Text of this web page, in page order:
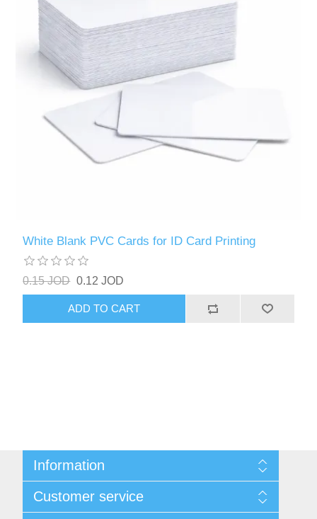
White Blank PVC Cards for ID Card Printing
0.15 JOD 0.12 JOD
ADD TO CART
Information
Delivery
Privacy notice
Customer service